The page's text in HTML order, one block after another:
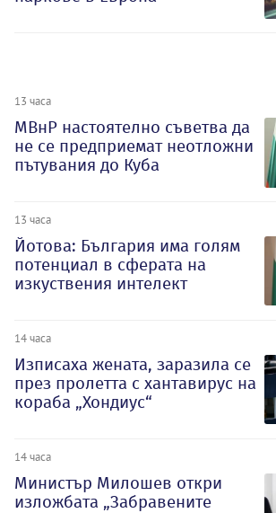
13 часа
МВнР настоятелно съветва да
не се предприемат неотложни
пътувания до Куба
13 часа
Йотова: България има голям
потенциал в сферата на
изкуствения интелект
14 часа
Изписаха жената, заразила се
през пролетта с хантавирус на
кораба „Хондиус“
14 часа
Министър Милошев откри
изложбата „Забравените